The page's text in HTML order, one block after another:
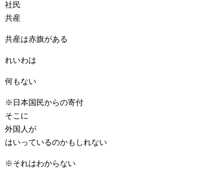
社民
共産
共産は赤旗がある
れいわは
何もない
※日本国民からの寄付
そこに
外国人が
はいっているのかもしれない
※それはわからない